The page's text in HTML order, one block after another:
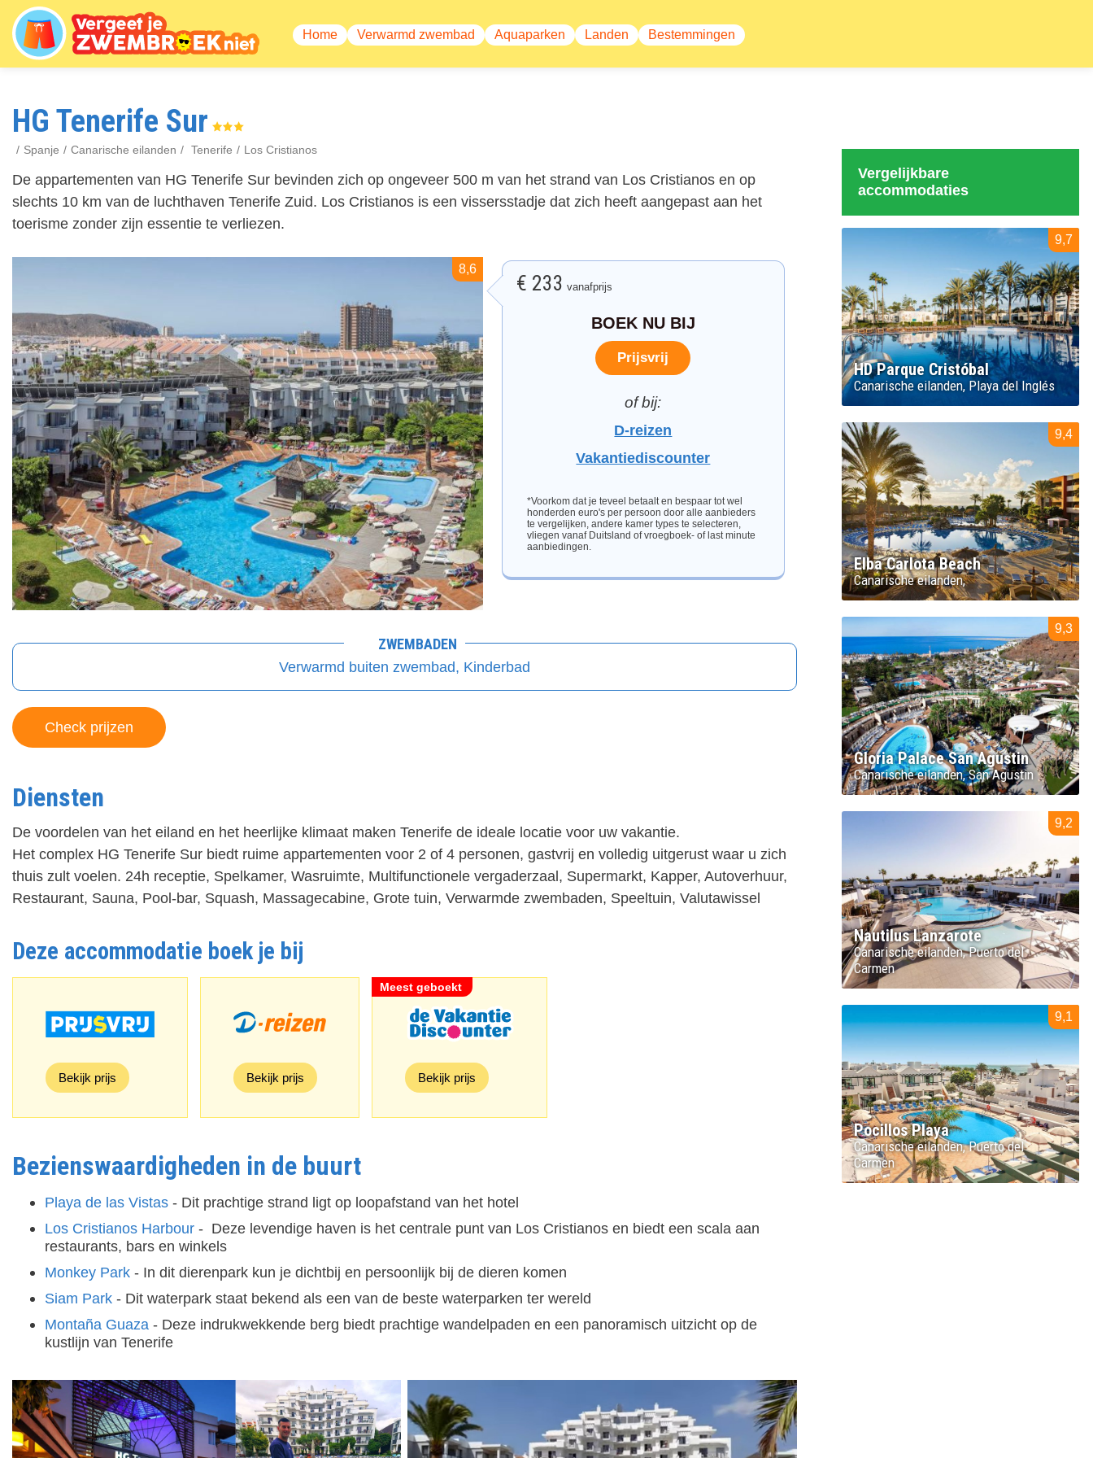
Overslaan
en
naar
Home Verwarmd zwembad Aquaparken Landen Bestemmingen
HG Tenerife Sur
Spanje Canarische eilanden Tenerife Los Cristianos
De appartementen van HG Tenerife Sur bevinden zich op ongeveer 500 m van het strand van Los Cristianos en op
slechts 10 km van de luchthaven Tenerife Zuid. Los Cristianos is een vissersstadje dat zich heeft aangepast aan het
toerisme zonder zijn essentie te verliezen.
8,6
€ 233 vanafprijs
BOEK NU BIJ
Prijsvrij
D-reizen
Vakantiediscounter
*Voorkom dat je teveel betaalt en bespaar tot wel
honderden euro's per persoon door alle aanbieders
te vergelijken, andere kamer types te selecteren,
vliegen vanaf Duitsland of vroegboek- of last minute
aanbiedingen.
ZWEMBADEN
Verwarmd buiten zwembad, Kinderbad
Check prijzen
Diensten
De voordelen van het eiland en het heerlijke klimaat maken Tenerife de ideale locatie voor uw vakantie.
Het complex HG Tenerife Sur biedt ruime appartementen voor 2 of 4 personen, gastvrij en volledig uitgerust waar u zich
thuis zult voelen. 24h receptie, Spelkamer, Wasruimte, Multifunctionele vergaderzaal, Supermarkt, Kapper, Autoverhuur,
Restaurant, Sauna, Pool-bar, Squash, Massagecabine, Grote tuin, Verwarmde zwembaden, Speeltuin, Valutawissel
Deze accommodatie boek je bij
Bekijk prijs Bekijk prijs Bekijk prijs
Bezienswaardigheden in de buurt
Playa de las Vistas - Dit prachtige strand ligt op loopafstand van het hotel
Los Cristianos Harbour - Deze levendige haven is het centrale punt van Los Cristianos en biedt een scala aan
restaurants, bars en winkels
Monkey Park - In dit dierenpark kun je dichtbij en persoonlijk bij de dieren komen
Siam Park - Dit waterpark staat bekend als een van de beste waterparken ter wereld
Montaña Guaza - Deze indrukwekkende berg biedt prachtige wandelpaden en een panoramisch uitzicht op de
kustlijn van Tenerife
Vergelijkbare
accommodaties
9,7
HD Parque Cristóbal
Canarische eilanden Playa del Inglés
9,4
Elba Carlota Beach
Canarische eilanden
9,3
Gloria Palace San Agustin
Canarische eilanden San Agustin
9,2
Nautilus Lanzarote
Canarische eilanden Puerto del
Carmen
9,1
Pocillos Playa
Canarische eilanden Puerto del
Carmen